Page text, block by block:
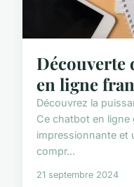
Découverte
en ligne
Découvrez la
Ce chatbot en ligne
impressionnante et
compr...
21 septembre 2024